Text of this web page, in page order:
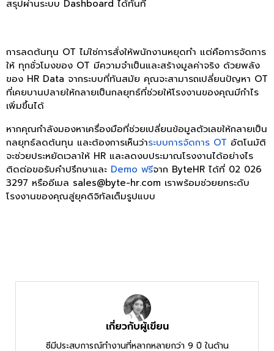
สรุปผ่านระบบ Dashboard ได้ทันที
การลดต้นทุน OT ไม่ใช่การสั่งให้พนักงานหยุดทำ แต่คือการจัดการ
ให้ ทุกชั่วโมงของ OT มีความจำเป็นและสร้างมูลค่าจริง ด้วยพลัง
ของ HR Data จากระบบที่ทันสมัย คุณจะสามารถเปลี่ยนปัญหา OT
ที่เคยบานปลายให้กลายเป็นกลยุทธ์ที่ช่วยให้โรงงานของคุณมีกำไร
เพิ่มขึ้นได้
หากคุณกำลังมองหาเครื่องมือที่ช่วยเปลี่ยนข้อมูลตัวเลขให้กลายเป็น
กลยุทธ์ลดต้นทุน และต้องการเห็นว่าระบบการจัดการ OT อัตโนมัติ
จะช่วยประหยัดเวลาให้ HR และลดงบประมาณโรงงานได้อย่างไร
ติดต่อขอรับคำปรึกษาและ Demo ฟรีจาก ByteHR ได้ที่ 02 026
3297 หรืออีเมล sales@byte-hr.com เราพร้อมช่วยยกระดับ
โรงงานของคุณสู่ยุคดิจิทัลเต็มรูปแบบ
เกี่ยวกับผู้เขียน
ซีมีประสบการณ์ทำงานที่หลากหลายกว่า 9 ปี ในด้าน